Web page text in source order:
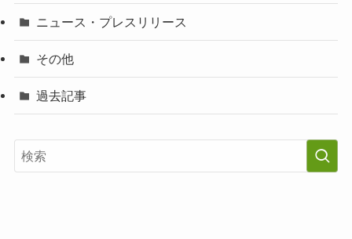
ニュース・プレスリリース
その他
過去記事